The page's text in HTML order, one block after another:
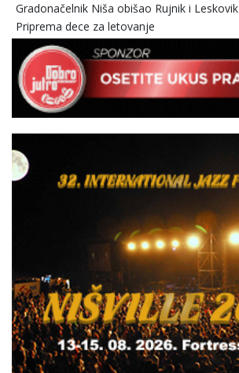
Gradonačelnik Niša obišao Rujnik i Leskovik
Priprema dece za letovanje